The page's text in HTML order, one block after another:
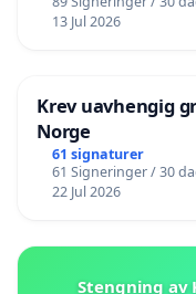
13 Jul 2026
Krev uavhengig
Norge
61 signaturer
61 Signeringer / 30
22 Jul 2026
Stengning av